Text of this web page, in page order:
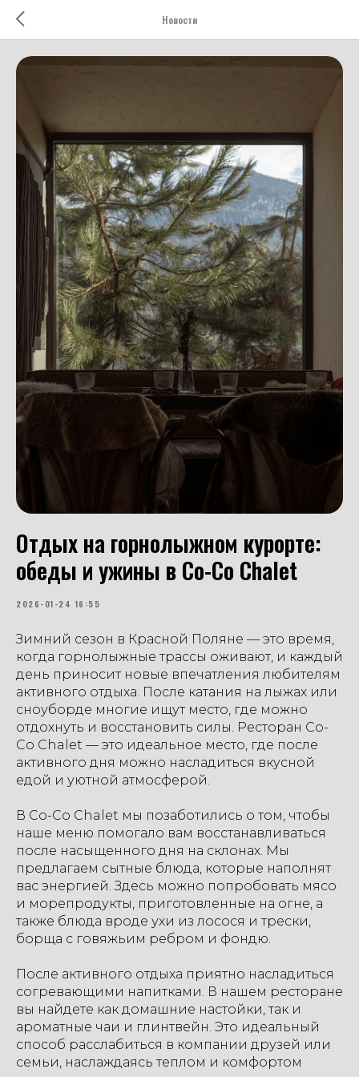
Новости
Отдых на горнолыжном курорте:
обеды и ужины в Co-Co Chalet
2026-01-24 16:55
Зимний сезон в Красной Поляне — это время,
когда горнолыжные трассы оживают, и каждый
день приносит новые впечатления любителям
активного отдыха. После катания на лыжах или
сноуборде многие ищут место, где можно
отдохнуть и восстановить силы. Ресторан Co-
Co Chalet — это идеальное место, где после
активного дня можно насладиться вкусной
едой и уютной атмосферой.
В Co-Co Chalet мы позаботились о том, чтобы
наше меню помогало вам восстанавливаться
после насыщенного дня на склонах. Мы
предлагаем сытные блюда, которые наполнят
вас энергией. Здесь можно попробовать мясо
и морепродукты, приготовленные на огне, а
также блюда вроде ухи из лосося и трески,
борща с говяжьим ребром и фондю.
После активного отдыха приятно насладиться
согревающими напитками. В нашем ресторане
вы найдете как домашние настойки, так и
ароматные чаи и глинтвейн. Это идеальный
способ расслабиться в компании друзей или
семьи, наслаждаясь теплом и комфортом